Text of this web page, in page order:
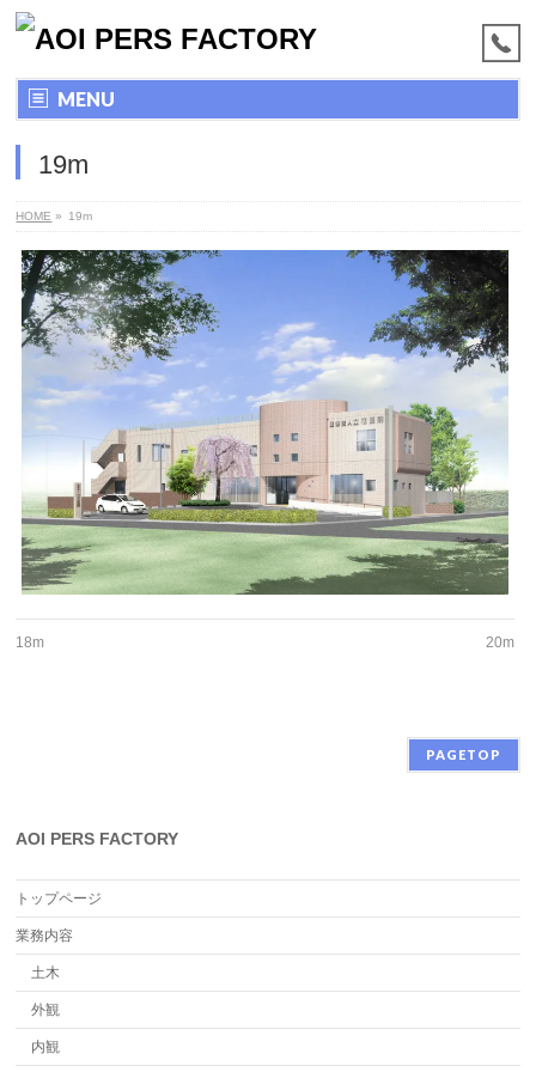
MENU
19m
HOME » 19m
18m 20m
PAGETOP
AOI PERS FACTORY
トップページ
業務内容
土木
外観
内観